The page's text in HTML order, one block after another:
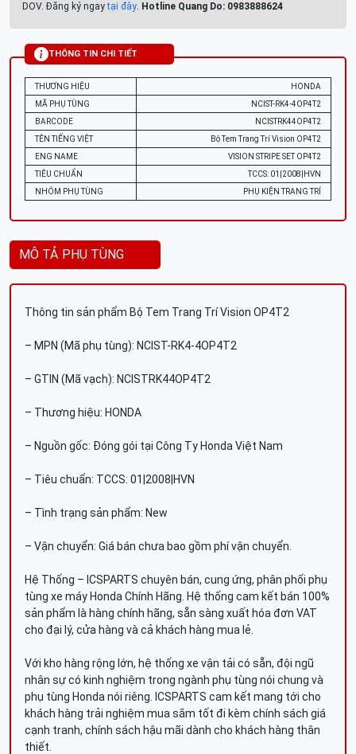
DOV. Đăng ký ngaytại đây. Hotline Quang Do: 0983888624
THÔNG TIN CHI TIẾT
THƯƠNG HIỆU
HONDA
MÃ PHỤ TÙNG
NCIST-RK4-4OP4T2
BARCODE
NCISTRK44OP4T2
TÊN TIẾNG VIỆT
Bộ Tem Trang Trí Vision OP4T2
ENG NAME
VISION STRIPE SET OP4T2
TIÊU CHUẨN
TCCS: 01|2008|HVN
NHÓM PHỤ TÙNG
PHỤ KIỆN TRANG TRÍ
MÔ TẢ PHỤ TÙNG
Thông tin sản phẩm Bộ Tem Trang Trí Vision OP4T2
– MPN (Mã phụ tùng): NCIST-RK4-4OP4T2
– GTIN (Mã vạch): NCISTRK44OP4T2
– Thương hiệu: HONDA
– Nguồn gốc: Đóng gói tại Công Ty Honda Việt Nam
– Tiêu chuẩn: TCCS: 01|2008|HVN
– Tình trạng sản phẩm: New
– Vận chuyển: Giá bán chưa bao gồm phí vận chuyển.
Hệ Thống – ICSPARTS chuyên bán, cung ứng, phân phối phụ
tùng xe máy Honda Chính Hãng. Hệ thống cam kết bán 100%
sản phẩm là hàng chính hãng, sẵn sàng xuất hóa đơn VAT
cho đại lý, cửa hàng và cả khách hàng mua lẻ.
Với kho hàng rộng lớn, hệ thống xe vận tải có sẵn, đội ngũ
nhân sự có kinh nghiệm trong ngành phụ tùng nói chung và
phụ tùng Honda nói riêng. ICSPARTS cam kết mang tới cho
khách hàng trải nghiệm mua sắm tốt đi kèm chính sách giá
cạnh tranh, chính sách hậu mãi dành cho khách hàng thân
thiết.